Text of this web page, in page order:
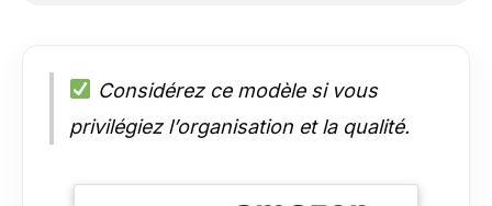
Considérez ce modèle si vous
privilégiez l’organisation et la qualité.